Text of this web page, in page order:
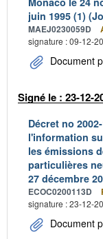
juin 1995 (1)
MAEJ0230059D
signature : 09-12-
Document
Signé le : 23-12-
Décret no
l'information
les émissions
particulières
27 décembre
ECOC0200113D
signature : 23-12-
Document